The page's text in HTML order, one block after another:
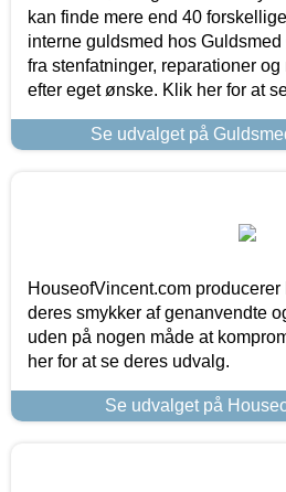
kan finde mere end 40
interne guldsmed hos
fra stenfatninger, reparationer
efter eget ønske. Klik her for at
Se udvalget på
HouseofVincent.com
deres smykker af genanvendte
uden på nogen måde at
her for at se deres udvalg.
Se udvalget på